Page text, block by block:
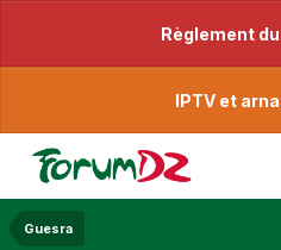
Règlement
IPTV et
Guesra